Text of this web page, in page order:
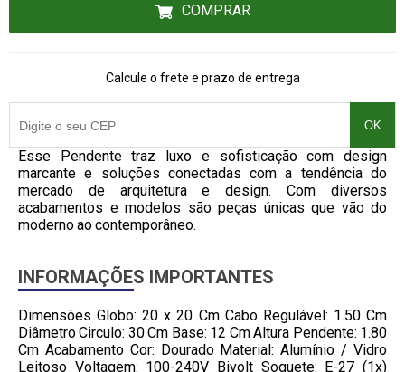
COMPRAR
Calcule o frete e prazo de entrega
OK
Esse Pendente traz luxo e sofisticação com design
marcante e soluções conectadas com a tendência do
mercado de arquitetura e design. Com diversos
acabamentos e modelos são peças únicas que vão do
moderno ao contemporâneo.
INFORMAÇÕES IMPORTANTES
Dimensões Globo: 20 x 20 Cm Cabo Regulável: 1.50 Cm
Diâmetro Circulo: 30 Cm Base: 12 Cm Altura Pendente: 1.80
Cm Acabamento Cor: Dourado Material: Alumínio / Vidro
Leitoso Voltagem: 100-240V Bivolt Soquete: E-27 (1x)